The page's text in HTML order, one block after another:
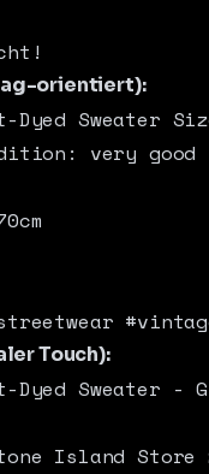
orientiert):
Dyed Sweater
very
Touch):
Dyed Sweater -
Island Store